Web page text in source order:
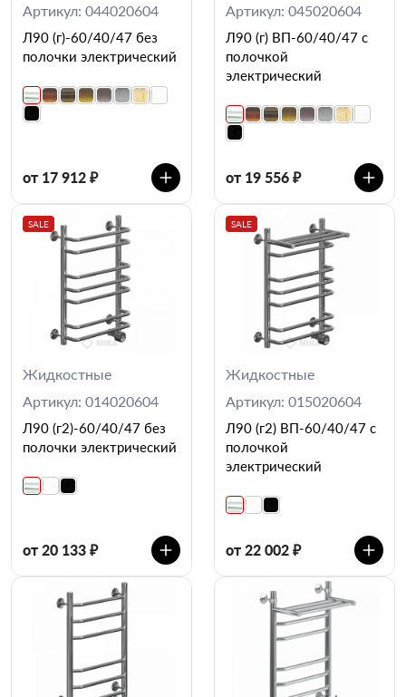
Артикул: 044020604
Л90 (г)-60/40/47 без
полочки электрический
от 17 912 ₽
Артикул: 045020604
Л90 (г) ВП-60/40/47 с
полочкой
электрический
от 19 556 ₽
SALE
Жидкостные
Артикул: 014020604
Л90 (г2)-60/40/47 без
полочки электрический
от 20 133 ₽
SALE
Жидкостные
Артикул: 015020604
Л90 (г2) ВП-60/40/47 с
полочкой
электрический
от 22 002 ₽